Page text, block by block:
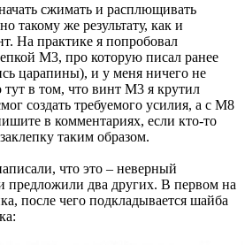
сжимать и расплющивать
такому же результату, как и
На практике я попробовал
М3, про которую писал ранее
царапины), и у меня ничего не
в том, что винт М3 я крутил
создать требуемого усилия, а с М8
в комментариях, если кто-то
таким образом.
что это – неверный
предложили два других. В первом на
после чего подкладывается шайба